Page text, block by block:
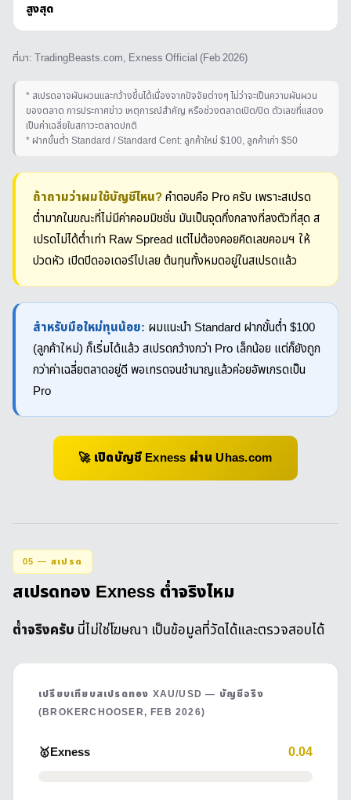
สูงสุด
ที่มา: TradingBeasts.com, Exness Official (Feb 2026)
* สเปรดอาจผันผวนและกว้างขึ้นได้เนื่องจากปัจจัยต่างๆ ไม่ว่าจะเป็นความผันผวน
ของตลาด การประกาศข่าว เหตุการณ์สำคัญ หรือช่วงตลาดเปิด/ปิด ตัวเลขที่แสดง
เป็นค่าเฉลี่ยในสภาวะตลาดปกติ
* ฝากขั้นต่ำ Standard / Standard Cent: ลูกค้าใหม่ $100, ลูกค้าเก่า $50
ถ้าถามว่าผมใช้บัญชีไหน?คำตอบคือ Pro ครับ เพราะสเปรด
ต่ำมากในขณะที่ไม่มีค่าคอมมิชชั่น มันเป็นจุดกึ่งกลางที่ลงตัวที่สุด ส
เปรดไม่ได้ต่ำเท่า Raw Spread แต่ไม่ต้องคอยคิดเลขคอมฯ ให้
ปวดหัว เปิดปิดออเดอร์ไปเลย ต้นทุนทั้งหมดอยู่ในสเปรดแล้ว
สำหรับมือใหม่ทุนน้อย: ผมแนะนำ Standard ฝากขั้นต่ำ $100
(ลูกค้าใหม่) ก็เริ่มได้แล้ว สเปรดกว้างกว่า Pro เล็กน้อย แต่ก็ยังถูก
กว่าค่าเฉลี่ยตลาดอยู่ดี พอเทรดจนชำนาญแล้วค่อยอัพเกรดเป็น
Pro
🚀 เปิดบัญชี Exness ผ่าน Uhas.com
05 — สเปรด
สเปรดทอง Exness ต่ำจริงไหม
ต่ำจริงครับ นี่ไม่ใช่โฆษณา เป็นข้อมูลที่วัดได้และตรวจสอบได้
เปรียบเทียบสเปรดทอง XAU/USD — บัญชีจริง
(BROKERCHOOSER, FEB 2026)
🥇Exness 0.04